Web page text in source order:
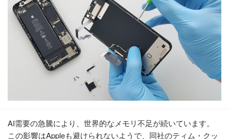
AI需要の急騰により、世界的なメモリ不足が続いています。
この影響はAppleも避けられないようで、同社のティム・クッ